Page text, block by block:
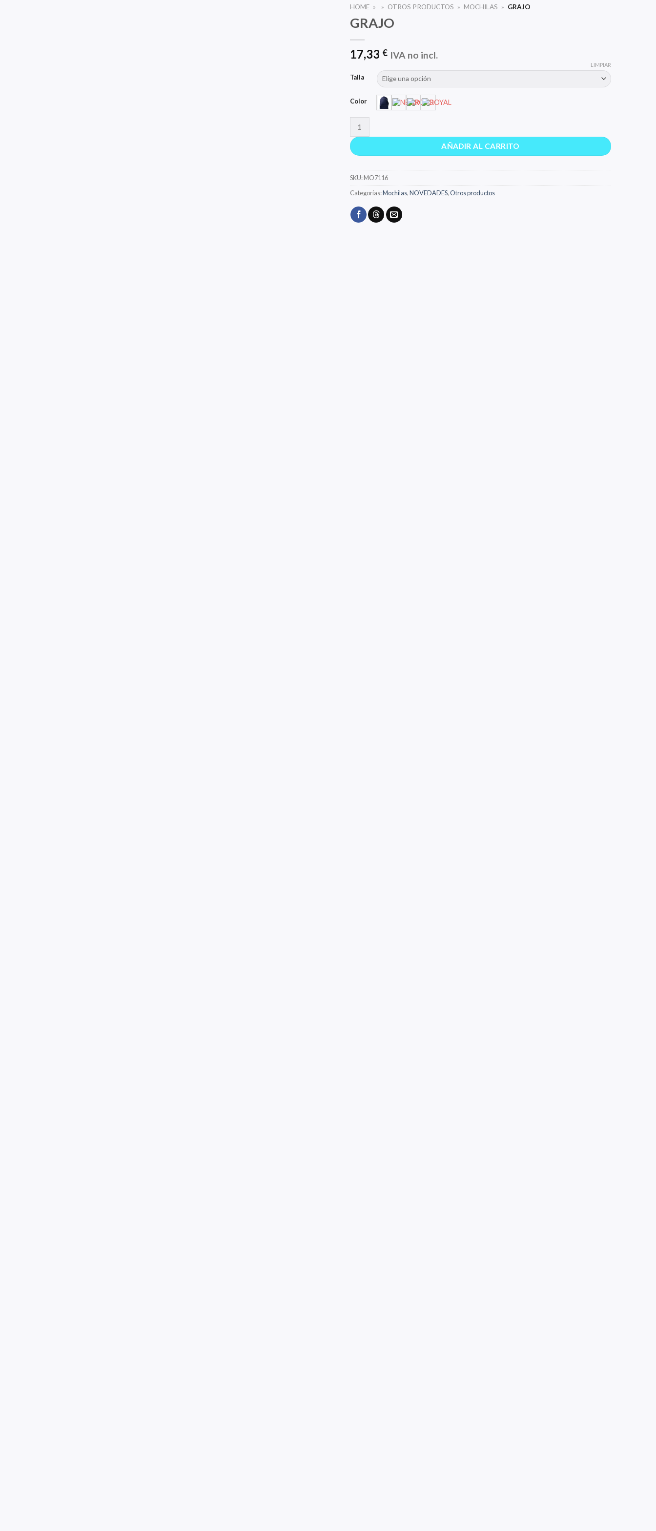
HOME » » OTROS PRODUCTOS » MOCHILAS » GRAJO
GRAJO
17,33 € IVA no incl.
Talla
Color
LIMPIAR
AÑADIR AL CARRITO
SKU:MO7116
Categorías:Mochilas,NOVEDADES,Otros productos